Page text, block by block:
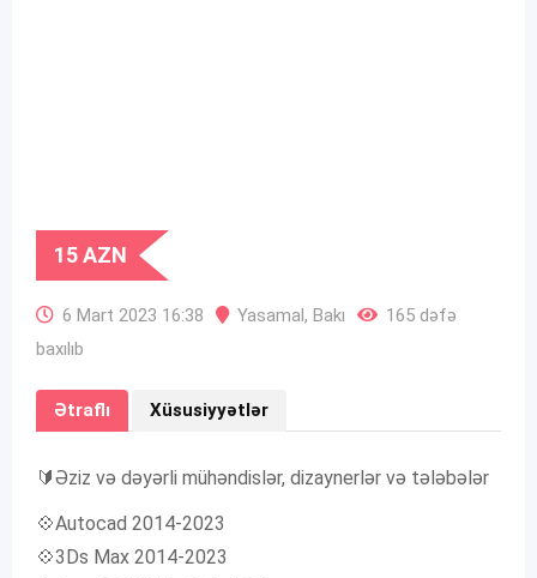
15AZN
6 Mart 2023 16:38 Yasamal, Bakı
165 dəfə
baxılıb
Ətraflı Xüsusiyyətlər
🔰Əziz və dəyərli mühəndislər, dizaynerlər və tələbələr
💠Autocad 2014-2023
💠3Ds Max 2014-2023